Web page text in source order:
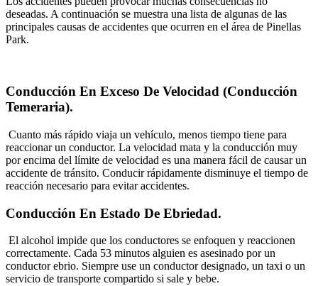
deseadas. A continuación se muestra una lista de algunas de las
principales causas de accidentes que ocurren en el área de Pinellas
Park.
Conducción En Exceso De Velocidad (Conducción
Temeraria).
Cuanto más rápido viaja un vehículo, menos tiempo tiene para
reaccionar un conductor. La velocidad mata y la conducción muy
por encima del límite de velocidad es una manera fácil de causar un
accidente de tránsito. Conducir rápidamente disminuye el tiempo de
reacción necesario para evitar accidentes.
Conducción En Estado De Ebriedad.
El alcohol impide que los conductores se enfoquen y reaccionen
correctamente. Cada 53 minutos alguien es asesinado por un
conductor ebrio. Siempre use un conductor designado, un taxi o un
servicio de transporte compartido si sale y bebe.